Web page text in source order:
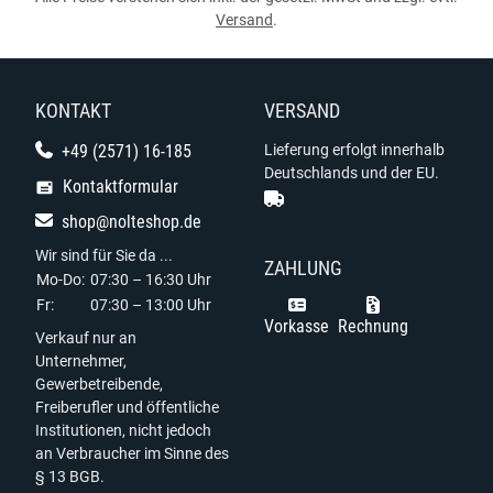
Versand.
KONTAKT
+49 (2571) 16-185
Kontaktformular
shop@nolteshop.de
Wir sind für Sie da ...
Mo-Do: 07:30 – 16:30 Uhr
Fr:
07:30 – 13:00 Uhr
Verkauf nur an
Unternehmer,
Gewerbetreibende,
Freiberufler und öffentliche
Institutionen, nicht jedoch
an Verbraucher im Sinne des
§ 13 BGB.
VERSAND
Lieferung erfolgt innerhalb
Deutschlands und der EU.
ZAHLUNG
Vorkasse Rechnung